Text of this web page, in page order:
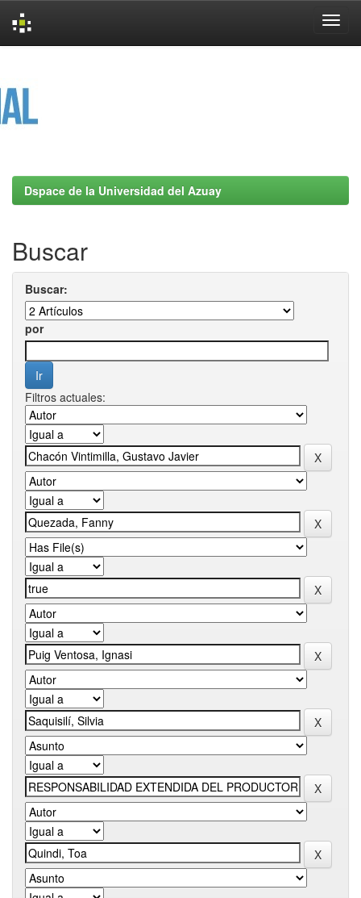
Dspace de la Universidad del Azuay
Buscar
Buscar:
por
Filtros actuales: